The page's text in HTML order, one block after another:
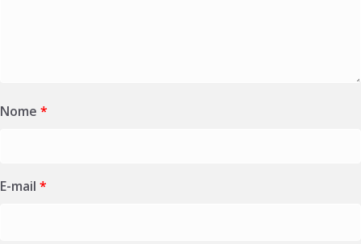
Nome *
E-mail *